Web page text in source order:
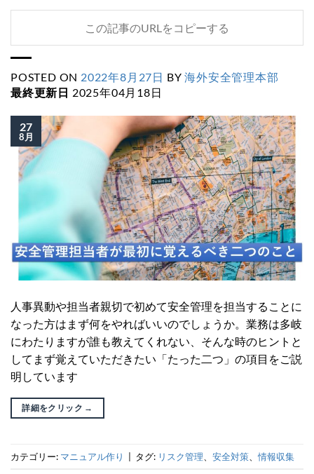
この記事のURLをコピーする
POSTED ON 2022年8月27日 BY海外安全管理本部
最終更新日 2025年04月18日
27
8月
人事異動や担当者親切で初めて安全管理を担当することに
なった方はまず何をやればいいのでしょうか。業務は多岐
にわたりますが誰も教えてくれない、そんな時のヒントと
してまず覚えていただきたい「たった二つ」の項目をご説
明しています
詳細をクリック →
カテゴリー: マニュアル作り タグ: リスク管理 安全対策 、情報収集